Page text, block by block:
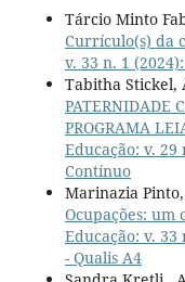
Tárcio Minto
Currículo(s) da
v. 33 n. 1
Tabitha Stickel,
PATERNIDADE
PROGRAMA
Educação: v. 29
Contínuo
Marinazia
Ocupações: um
Educação: v. 33
- Qualis A4